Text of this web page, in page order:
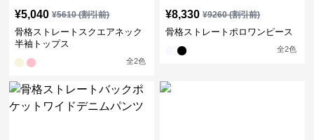
¥5,040 ¥5610(割引前)
骨格ストレートスクエアネック
半袖トップス
全2色
¥8,330 ¥9260(割引前)
骨格ストレートポロワンピース
全2色